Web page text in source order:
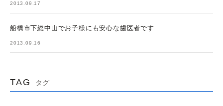
2013.09.17
船橋市下総中山でお子様にも安心な歯医者です
2013.09.16
TAG タグ